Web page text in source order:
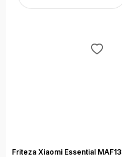
Friteza Xiaomi Essential MAF13